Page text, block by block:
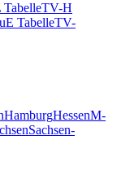
TV-H
TabelleTV-
HamburgHessenM-
Sachsen-